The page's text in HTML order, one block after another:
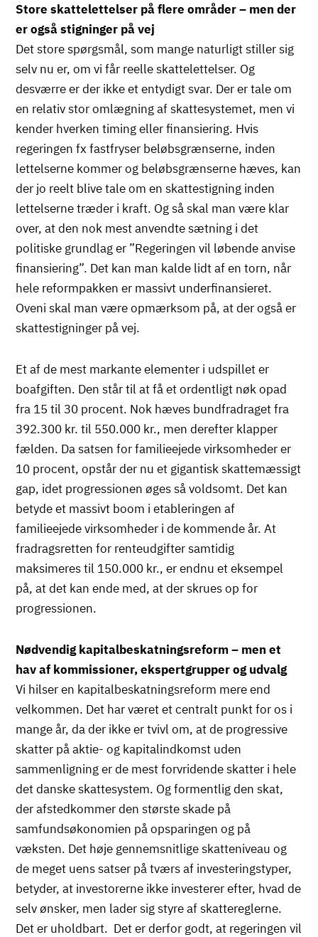
Store skattelettelser på flere områder – men der
er også stigninger på vej
Det store spørgsmål, som mange naturligt stiller sig
selv nu er, om vi får reelle skattelettelser. Og
desværre er der ikke et entydigt svar. Der er tale om
en relativ stor omlægning af skattesystemet, men vi
kender hverken timing eller finansiering. Hvis
regeringen fx fastfryser beløbsgrænserne, inden
lettelserne kommer og beløbsgrænserne hæves, kan
der jo reelt blive tale om en skattestigning inden
lettelserne træder i kraft. Og så skal man være klar
over, at den nok mest anvendte sætning i det
politiske grundlag er ”Regeringen vil løbende anvise
finansiering”. Det kan man kalde lidt af en torn, når
hele reformpakken er massivt underfinansieret.
Oveni skal man være opmærksom på, at der også er
skattestigninger på vej.
Et af de mest markante elementer i udspillet er
boafgiften. Den står til at få et ordentligt nøk opad
fra 15 til 30 procent. Nok hæves bundfradraget fra
392.300 kr. til 550.000 kr., men derefter klapper
fælden. Da satsen for familieejede virksomheder er
10 procent, opstår der nu et gigantisk skattemæssigt
gap, idet progressionen øges så voldsomt. Det kan
betyde et massivt boom i etableringen af
familieejede virksomheder i de kommende år. At
fradragsretten for renteudgifter samtidig
maksimeres til 150.000 kr., er endnu et eksempel
på, at det kan ende med, at der skrues op for
progressionen.
Nødvendig kapitalbeskatningsreform – men et
hav af kommissioner, ekspertgrupper og udvalg
Vi hilser en kapitalbeskatningsreform mere end
velkommen. Det har været et centralt punkt for os i
mange år, da der ikke er tvivl om, at de progressive
skatter på aktie- og kapitalindkomst uden
sammenligning er de mest forvridende skatter i hele
det danske skattesystem. Og formentlig den skat,
der afstedkommer den største skade på
samfundsøkonomien på opsparingen og på
væksten. Det høje gennemsnitlige skatteniveau og
de meget uens satser på tværs af investeringstyper,
betyder, at investorerne ikke investerer efter, hvad de
selv ønsker, men lader sig styre af skattereglerne.
Det er uholdbart. Det er derfor godt, at regeringen vil